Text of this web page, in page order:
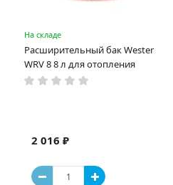
На складе
Расширительный бак Wester
WRV 8 8 л для отопления
2 016 ₽